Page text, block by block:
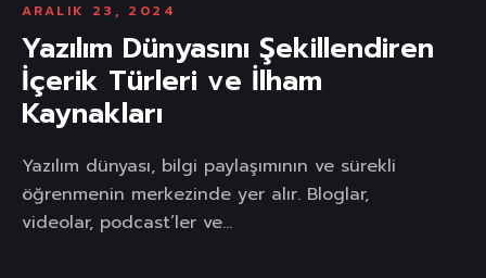
ARALIK 23, 2024
Yazılım Dünyasını Şekillendiren
İçerik Türleri ve İlham
Kaynakları
Yazılım dünyası, bilgi paylaşımının ve sürekli
öğrenmenin merkezinde yer alır. Bloglar,
videolar, podcast’ler ve...